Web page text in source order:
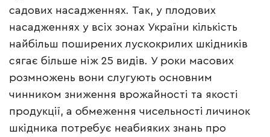
садових насадженнях. Так, у плодових
насадженнях у всіх зонах України кількість
найбільш поширених лускокрилих шкідників
сягає більше ніж 25 видів. У роки масових
розмножень вони слугують основним
чинником зниження врожайності та якості
продукції, а обмеження чисельності личинок
шкідника потребує неабияких знань про